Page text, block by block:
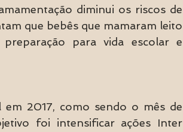
diminui os riscos de
que bebês que mamaram leito
para vida escolar e
2017, como sendo o mês de
foi intensificar ações Inter